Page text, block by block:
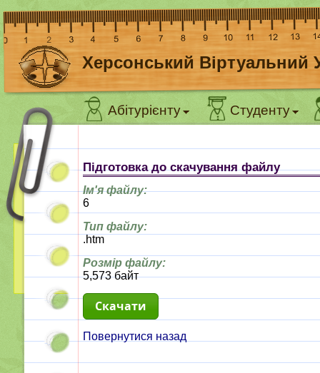
Херсонський Віртуальний
Абітурієнту Студенту
Підготовка до скачування файлу
Ім'я файлу:
6
Тип файлу:
.htm
Розмір файлу:
5,573 байт
Повернутися назад